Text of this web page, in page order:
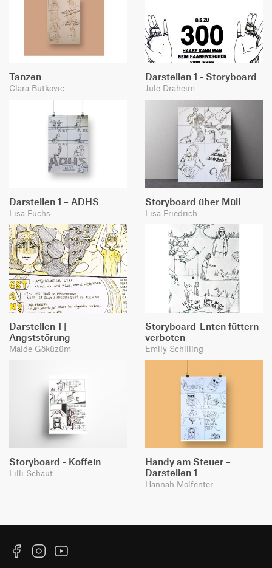
Tanzen
Clara Butkovic
Darstellen 1 - Storyboard
Jule Draheim
Darstellen 1 – ADHS
Lisa Fuchs
Storyboard über Müll
Lisa Friedrich
Darstellen 1 |
Angststörung
Maide Göküzüm
Storyboard-Enten füttern
verboten
Emily Schilling
Storyboard - Koffein
Lilli Schaut
Handy am Steuer –
Darstellen 1
Hannah Molfenter
FacebookInstagramYouTube